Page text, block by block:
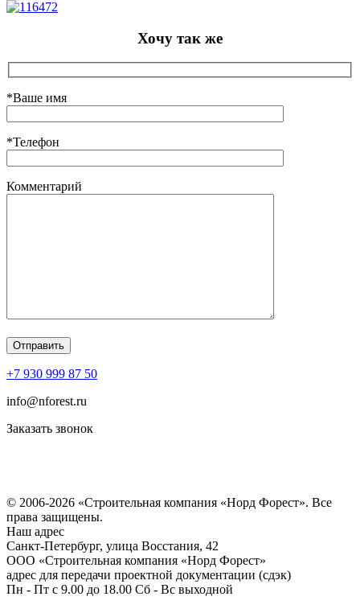
Хочу так же
*Ваше имя
*Телефон
Комментарий
+7 930 999 87 50
info@nforest.ru
Заказать звонок
© 2006-2026 «Строительная компания «Норд Форест». Все
права защищены.
Наш адрес
​Санкт-Петербург, улица Восстания, 42
ООО «Строительная компания «Норд Форест»
адрес для передачи проектной документации (сдэк)
Пн - Пт с 9.00 до 18.00 Сб - Вс выходной